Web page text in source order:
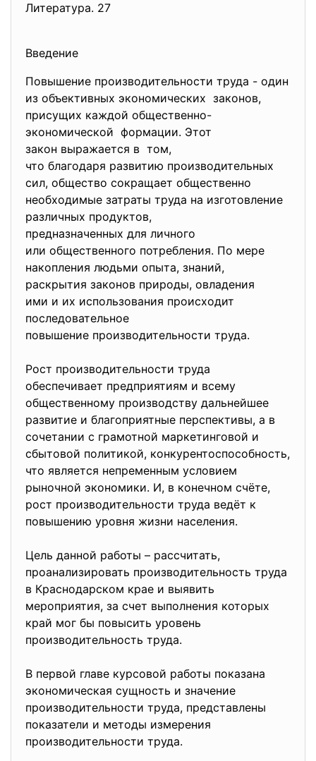
Литература. 27
Введение
Повышение производительности труда - один
из объективных экономических законов,
присущих каждой общественно-
экономической формации. Этот
закон выражается в том,
что благодаря развитию производительных
сил, общество сокращает общественно
необходимые затраты труда на изготовление
различных продуктов,
предназначенных для личного
или общественного потребления. По мере
накопления людьми опыта, знаний,
раскрытия законов природы, овладения
ими и их использования происходит
последовательное
повышение производительности труда.
Рост производительности труда
обеспечивает предприятиям и всему
общественному производству дальнейшее
развитие и благоприятные перспективы, а в
сочетании с грамотной маркетинговой и
сбытовой политикой, конкурентоспособность,
что является непременным условием
рыночной экономики. И, в конечном счёте,
рост производительности труда ведёт к
повышению уровня жизни населения.
Цель данной работы – рассчитать,
проанализировать производительность труда
в Краснодарском крае и выявить
мероприятия, за счет выполнения которых
край мог бы повысить уровень
производительность труда.
В первой главе курсовой работы показана
экономическая сущность и значение
производительности труда, представлены
показатели и методы измерения
производительности труда.